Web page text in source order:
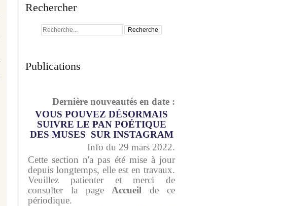
Rechercher
Publications
Dernière nouveautés en date :
VOUS POUVEZ DÉSORMAIS
SUIVRE LE PAN POÉTIQUE
DES MUSES SUR INSTAGRAM
Info du 29 mars 2022.
Cette section n'a pas été mise à jour
depuis longtemps, elle est en travaux.
Veuillez patienter et merci de
consulter la page Accueil de ce
périodique.